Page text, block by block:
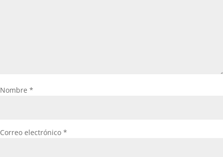
Nombre *
Correo electrónico *